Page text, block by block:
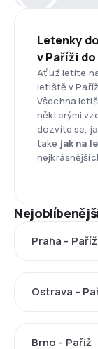
Letenky
v Paříži
Ať už letíte
letiště v
Všechna
některými
dozvíte se,
také jak na
Praha - Paříž
Ostrava -
Brno - Paříž